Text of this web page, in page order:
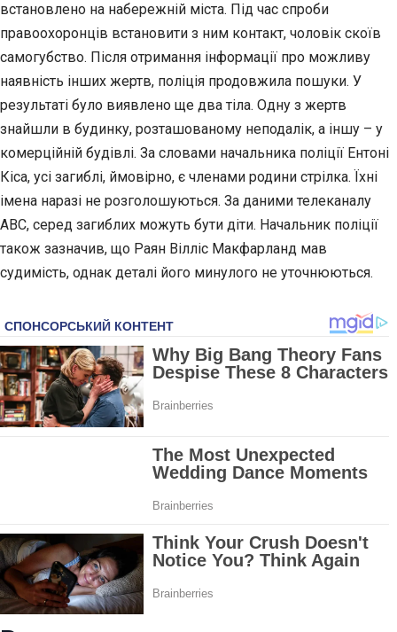
встановлено на набережній міста. Під час спроби
правоохоронців встановити з ним контакт, чоловік скоїв
самогубство. Після отримання інформації про можливу
наявність інших жертв, поліція продовжила пошуки. У
результаті було виявлено ще два тіла. Одну з жертв
знайшли в будинку, розташованому неподалік, а іншу – у
комерційній будівлі. За словами начальника поліції Ентоні
Кіса, усі загиблі, ймовірно, є членами родини стрілка. Їхні
імена наразі не розголошуються. За даними телеканалу
ABC, серед загиблих можуть бути діти. Начальник поліції
також зазначив, що Раян Вілліс Макфарланд мав
судимість, однак деталі його минулого не уточнюються.